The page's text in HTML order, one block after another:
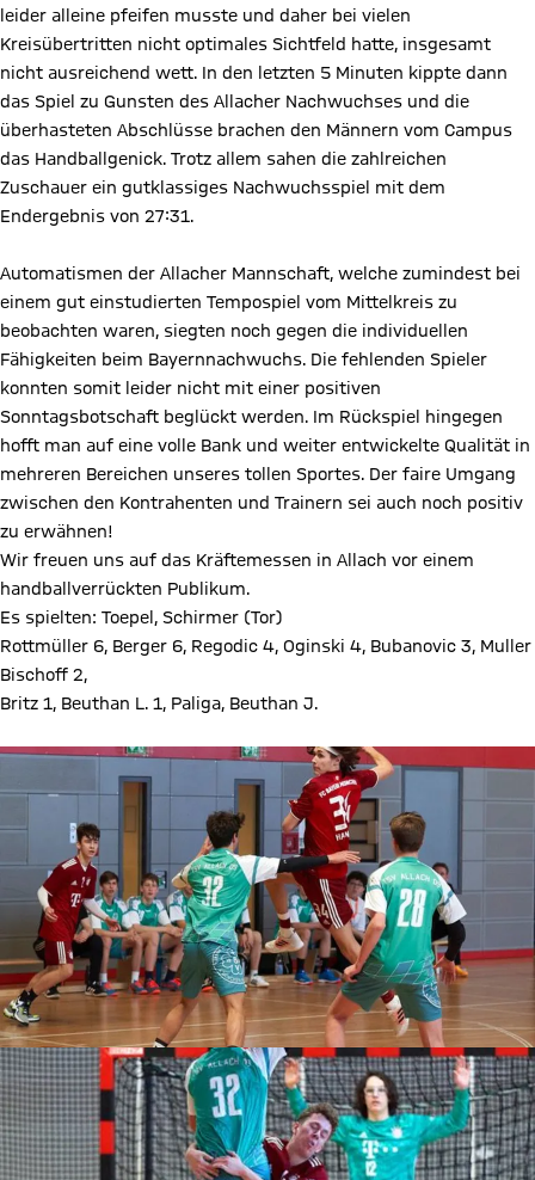
leider alleine pfeifen musste und daher bei vielen
Kreisübertritten nicht optimales Sichtfeld hatte, insgesamt
nicht ausreichend wett. In den letzten 5 Minuten kippte dann
das Spiel zu Gunsten des Allacher Nachwuchses und die
überhasteten Abschlüsse brachen den Männern vom Campus
das Handballgenick. Trotz allem sahen die zahlreichen
Zuschauer ein gutklassiges Nachwuchsspiel mit dem
Endergebnis von 27:31.
Automatismen der Allacher Mannschaft, welche zumindest bei
einem gut einstudierten Tempospiel vom Mittelkreis zu
beobachten waren, siegten noch gegen die individuellen
Fähigkeiten beim Bayernnachwuchs. Die fehlenden Spieler
konnten somit leider nicht mit einer positiven
Sonntagsbotschaft beglückt werden. Im Rückspiel hingegen
hofft man auf eine volle Bank und weiter entwickelte Qualität in
mehreren Bereichen unseres tollen Sportes. Der faire Umgang
zwischen den Kontrahenten und Trainern sei auch noch positiv
zu erwähnen!
Wir freuen uns auf das Kräftemessen in Allach vor einem
handballverrückten Publikum.
Es spielten: Toepel, Schirmer (Tor)
Rottmüller 6, Berger 6, Regodic 4, Oginski 4, Bubanovic 3, Muller
Bischoff 2,
Britz 1, Beuthan L. 1, Paliga, Beuthan J.